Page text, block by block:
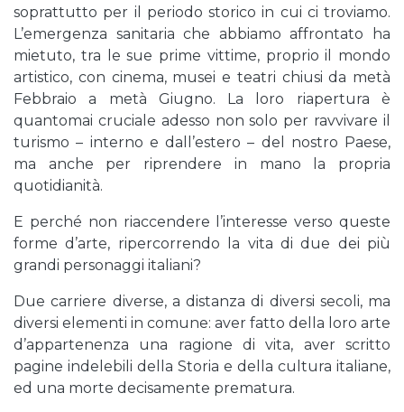
soprattutto per il periodo storico in cui ci troviamo.
L’emergenza sanitaria che abbiamo affrontato ha
mietuto, tra le sue prime vittime, proprio il mondo
artistico, con cinema, musei e teatri chiusi da metà
Febbraio a metà Giugno. La loro riapertura è
quantomai cruciale adesso non solo per ravvivare il
turismo – interno e dall’estero – del nostro Paese,
ma anche per riprendere in mano la propria
quotidianità.
E perché non riaccendere l’interesse verso queste
forme d’arte, ripercorrendo la vita di due dei più
grandi personaggi italiani?
Due carriere diverse, a distanza di diversi secoli, ma
diversi elementi in comune: aver fatto della loro arte
d’appartenenza una ragione di vita, aver scritto
pagine indelebili della Storia e della cultura italiane,
ed una morte decisamente prematura.